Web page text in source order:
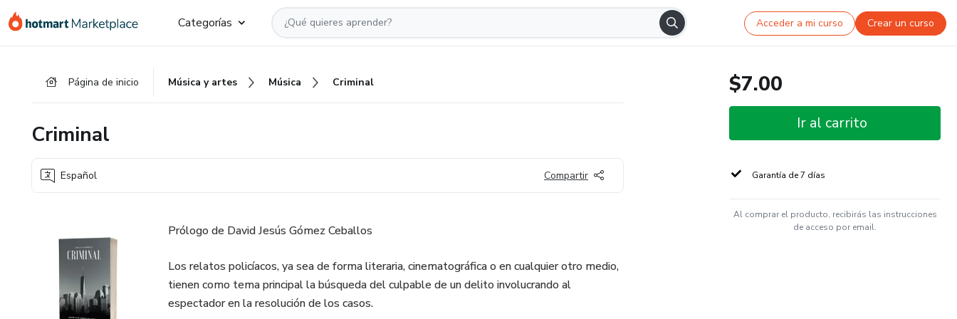
Categorías Acceder a mi curso Crear un curso
Página de inicio Música y artes Música Criminal
Criminal
Español Compartir
Prólogo de David Jesús Gómez Ceballos
Los relatos policíacos, ya sea de forma literaria, cinematográfica o en cualquier otro medio,
tienen como tema principal la búsqueda del culpable de un delito involucrando al
espectador en la resolución de los casos.
$7.00
Ir al carrito
Garantía de 7 días
Al comprar el producto, recibirás las instrucciones
de acceso por email.